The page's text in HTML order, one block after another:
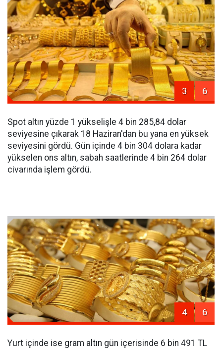
3 6
Spot altın yüzde 1 yükselişle 4 bin 285,84 dolar
seviyesine çıkarak 18 Haziran'dan bu yana en yüksek
seviyesini gördü. Gün içinde 4 bin 304 dolara kadar
yükselen ons altın, sabah saatlerinde 4 bin 264 dolar
civarında işlem gördü.
4 6
Yurt içinde ise gram altın gün içerisinde 6 bin 491 TL